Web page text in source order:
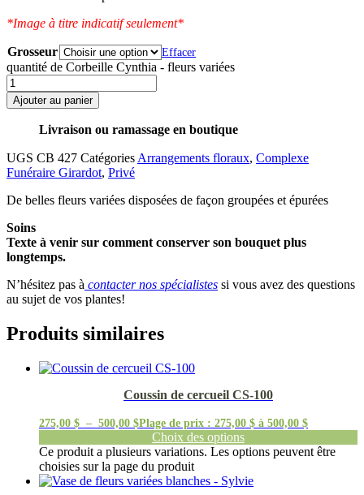
*Image à titre indicatif seulement*
Grosseur Effacer
quantité de Corbeille Cynthia - fleurs variées
Ajouter au panier
Livraison ou ramassage en boutique
UGS CB 427 Catégories Arrangements floraux, Complexe
Funéraire Girardot, Privé
De belles fleurs variées disposées de façon groupées et épurées
Soins
Texte à venir sur comment conserver son bouquet plus
longtemps.
N’hésitez pas à contacter nos spécialistes si vous avez des questions
au sujet de vos plantes!
Produits similaires
Coussin de cercueil CS-100
275,00 $ – 500,00 $Plage de prix : 275,00 $ à 500,00 $
Choix des options
Ce produit a plusieurs variations. Les options peuvent être
choisies sur la page du produit